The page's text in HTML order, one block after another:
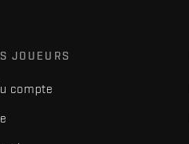
JOUEURS
compte